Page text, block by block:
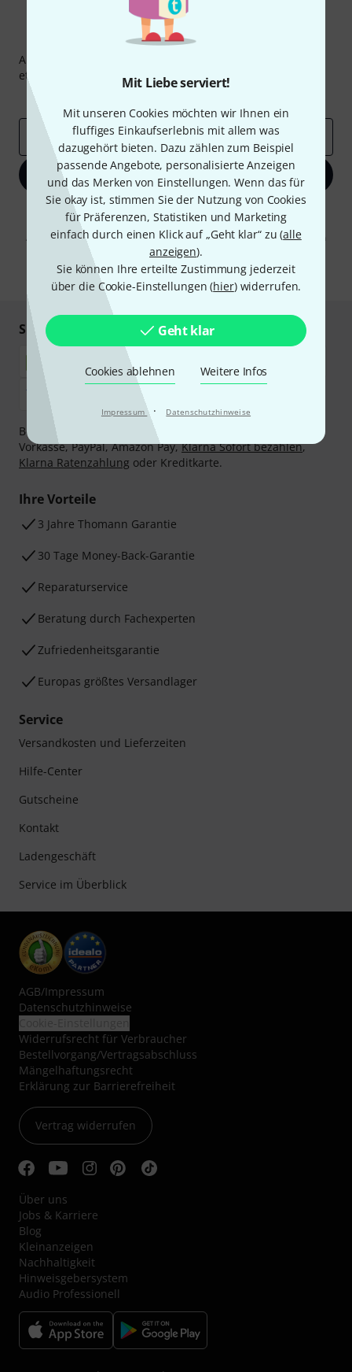
Mit Liebe serviert!
Mit unseren Cookies möchten wir Ihnen ein
fluffiges Einkaufserlebnis mit allem was
dazugehört bieten. Dazu zählen zum Beispiel
passende Angebote, personalisierte Anzeigen
und das Merken von Einstellungen. Wenn das für
Sie okay ist, stimmen Sie der Nutzung von Cookies
für Präferenzen, Statistiken und Marketing
einfach durch einen Klick auf „Geht klar“ zu (alle
anzeigen).
Sie können Ihre erteilte Zustimmung jederzeit
über die Cookie-Einstellungen (hier) widerrufen.
Geht klar
Cookies ablehnen Weitere Infos
Impressum · Datenschutzhinweise
Thomann Newsletter
Abonniere den Thomann Newsletter und gewinne mit
etwas Glück einen von 50 Gutscheinen über jeweils
E-Mail-Adresse*
Jetzt anmelden
Mit Klick auf „Jetzt anmelden“ stimmen Sie dem Erhalt von E-Mail-
Werbung und einer Messung des E-Mail-Nutzungsverhaltens zu. Die
Abmeldung ist jederzeit möglich. Weitere Informationen finden Sie in
Datenschutzhinweisen
* Pflichtfeld
Sicher einkaufen & bezahlen
Bezahlen Sie vertraulich und sicher per Nachnahme,
Vorkasse, PayPal, Amazon Pay,Klarna Sofort bezahlen,
Klarna Ratenzahlung oder Kreditkarte.
Ihre Vorteile
3 Jahre Thomann Garantie
30 Tage Money-Back-Garantie
Reparaturservice
Beratung durch Fachexperten
Zufriedenheitsgarantie
Europas größtes Versandlager
Service
Versandkosten und Lieferzeiten
Hilfe-Center
Gutscheine
Kontakt
Ladengeschäft
Service im Überblick
AGB/Impressum
Datenschutzhinweise
Widerrufsrecht für Verbraucher
Bestellvorgang/Vertragsabschluss
Mängelhaftungsrecht
Erklärung zur Barrierefreiheit
Vertrag widerrufen
Über uns
Jobs & Karriere
Blog
Kleinanzeigen
Nachhaltigkeit
Hinweisgebersystem
Audio Professionell